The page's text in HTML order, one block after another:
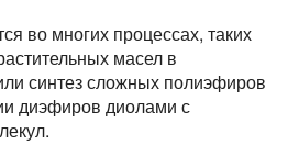
во многих процессах, таких
масел в
синтез сложных полиэфиров
диэфиров диолами с